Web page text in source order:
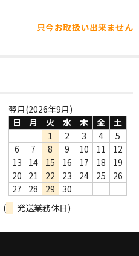
只今お取扱い出来ません
翌月(2026年9月)
日
月 火 水 木 金
土
1
2 3 4
5
6
7 8 9 10 11
12
13
14 15 16 17 18
19
20
21 22 23 24 25
26
27
28 29
30
(
発送業務休日)